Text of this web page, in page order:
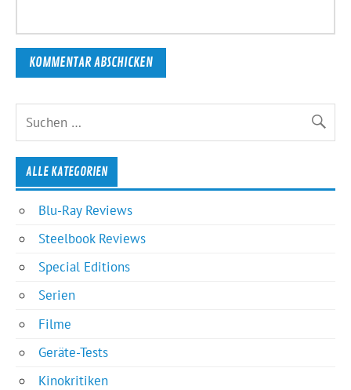
ALLE KATEGORIEN
Blu-Ray Reviews
Steelbook Reviews
Special Editions
Serien
Filme
Geräte-Tests
Kinokritiken